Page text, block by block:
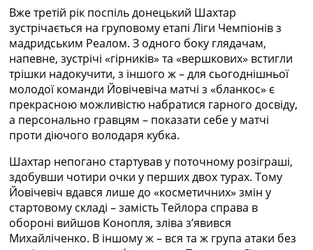
Рейтинг клубів УЄФА
Рейтинг ФІФА
Телепрограма
RU
UA
Categories
Головна
Відео
Новини футболу України
Футбольні трансфери
Останні коментарі
Конкурс прогнозів
Логін
Вже третій рік поспіль донецький Шахтар
зустрічається на груповому етапі Ліги Чемпіонів з
мадридським Реалом. З одного боку глядачам,
напевне, зустрічі «гірників» та «вершкових» встигли
трішки надокучити, з іншого ж – для сьогоднішньої
молодої команди Йовічевіча матчі з «бланкос» є
прекрасною можливістю набратися гарного досвіду,
а персонально гравцям – показати себе у матчі
проти діючого володаря кубка.
Шахтар непогано стартував у поточному розіграші,
здобувши чотири очки у перших двох турах. Тому
Йовічевіч вдався лише до «косметичних» змін у
стартовому складі – замість Тейлора справа в
обороні вийшов Конопля, зліва зʼявився
Михайліченко. В іншому ж – вся та ж група атаки без